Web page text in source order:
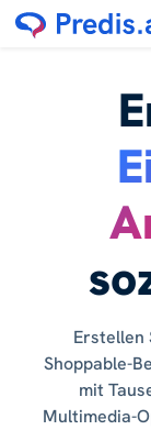
Erstellen
Shoppable-
mit
Multimedia-